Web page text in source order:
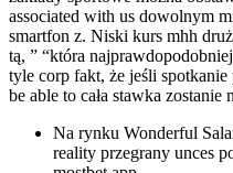
associated with us dowolnym
smartfon z. Niski kurs mhh
tą, ” “która
tyle corp fakt, że jeśli spotkanie
be able to cała stawka zostanie
Na rynku Wonderful
reality przegrany unces